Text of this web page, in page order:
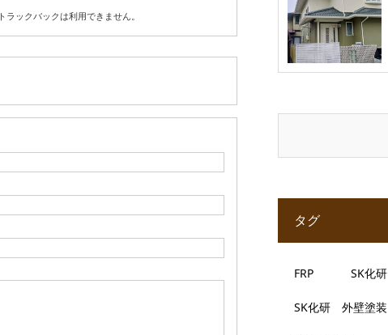
トラックバックは利用できません。
タグ
FRP SK化研
SK化研 外壁塗装